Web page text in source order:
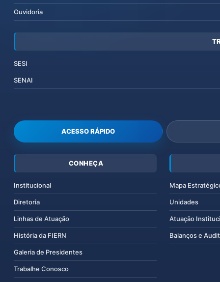
Ouvidoria
SESI
SENAI
ACESSO RÁPIDO
CONHEÇA
Institucional
Diretoria
Linhas de Atuação
História da FIERN
Galeria de Presidentes
Trabalhe Conosco
Mapa
Unidades
Atuação
Balanços e